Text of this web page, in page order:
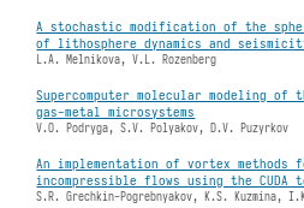
A stochastic modification of the
of lithosphere dynamics and
L.A. Melnikova, V.L. Rozenberg
Supercomputer molecular modeling of
gas-metal microsystems
V.O. Podryga, S.V. Polyakov, D.V. Puzyrkov
An implementation of vortex methods
incompressible flows using the CUDA
S.R. Grechkin-Pogrebnyakov, K.S. Kuzmina,